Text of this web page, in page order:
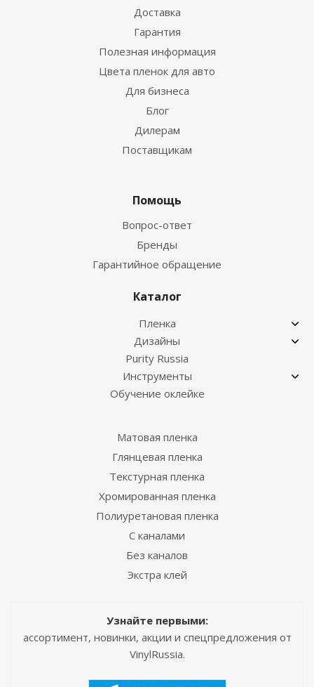
Доставка
Гарантия
Полезная информация
Цвета пленок для авто
Для бизнеса
Блог
Дилерам
Поставщикам
Помощь
Вопрос-ответ
Бренды
Гарантийное обращение
Каталог
Пленка
Дизайны
Purity Russia
Инструменты
Обучение оклейке
Матовая пленка
Глянцевая пленка
Текстурная пленка
Хромированная пленка
Полиуретановая пленка
С каналами
Без каналов
Экстра клей
Узнайте первыми:
ассортимент, новинки, акции и спецпредложения от
VinylRussia.